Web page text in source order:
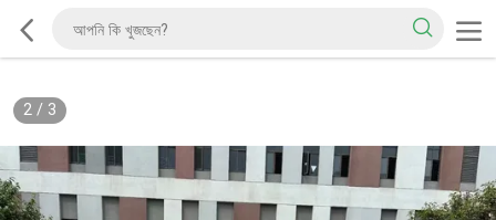
2/ 3